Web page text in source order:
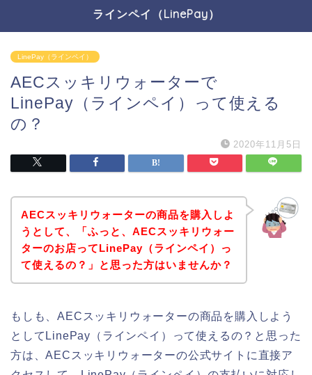
ラインペイ（LinePay）
LinePay（ラインペイ）
AECスッキリウォーターで
LinePay（ラインペイ）って使える
の？
2020年11月5日
AECスッキリウォーターの商品を購入しよ
うとして、「ふっと、AECスッキリウォー
ターのお店ってLinePay（ラインペイ）っ
て使えるの？」と思った方はいませんか？
もしも、AECスッキリウォーターの商品を購入しよう
としてLinePay（ラインペイ）って使えるの？と思った
方は、AECスッキリウォーターの公式サイトに直接ア